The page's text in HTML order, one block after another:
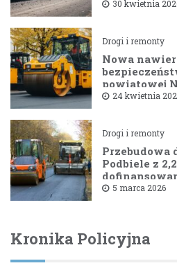
30 kwietnia
Drogi i remonty
Nowa
powiatowej
Filipy
24 kwietnia
Drogi i remonty
Przebudowa
Podbiele z
bielskiego
5 marca 2026
Kronika Policyjna